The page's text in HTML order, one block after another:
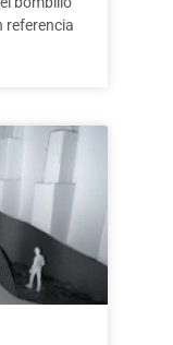
referencia